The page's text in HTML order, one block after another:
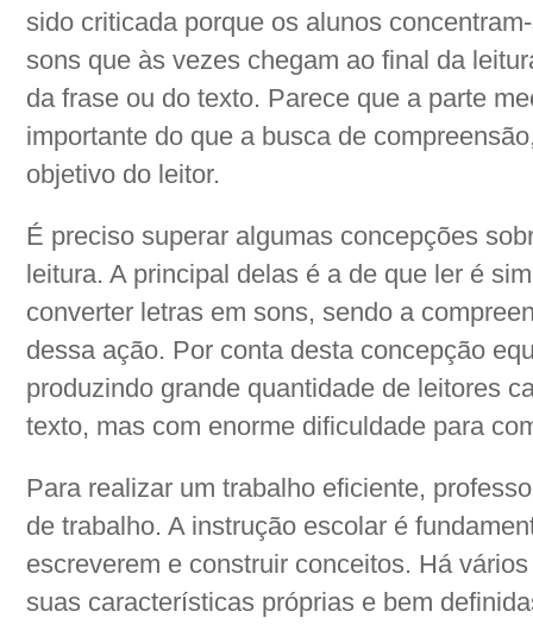
sido criticada porque os alunos
sons que às vezes chegam ao final da
da frase ou do texto. Parece que a parte
importante do que a busca de
objetivo do leitor.
É preciso superar algumas concepções
leitura. A principal delas é a de que ler é
converter letras em sons, sendo a
dessa ação. Por conta desta concepção
produzindo grande quantidade de leitores
texto, mas com enorme dificuldade para
Para realizar um trabalho eficiente,
de trabalho. A instrução escolar é
escreverem e construir conceitos. Há
suas características próprias e bem